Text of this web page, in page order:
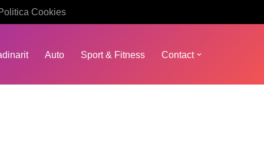
Cookies
Auto Sport & Fitness Contact